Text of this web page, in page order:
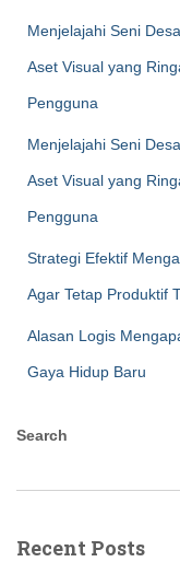
Menjelajahi Seni
Aset Visual yang
Pengguna
Menjelajahi Seni
Aset Visual yang
Pengguna
Strategi Efektif
Agar Tetap Produktif
Alasan Logis
Gaya Hidup Baru
Search
Recent Posts